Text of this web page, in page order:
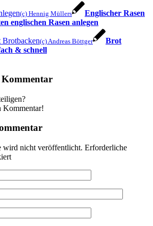
(c) Hennig Müllers
Englischer Rasen
englischen Rasen anlegen
(c) Andreas Böttger
Brot
& schnell
Kommentar
Kommentar!
wird nicht veröffentlicht. Erforderliche